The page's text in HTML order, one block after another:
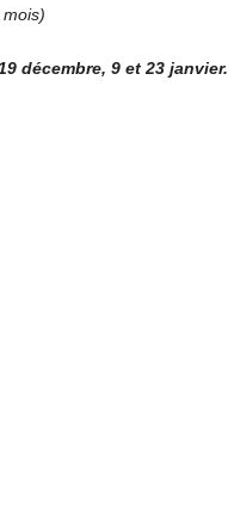
décembre, 9 et 23 janvier.